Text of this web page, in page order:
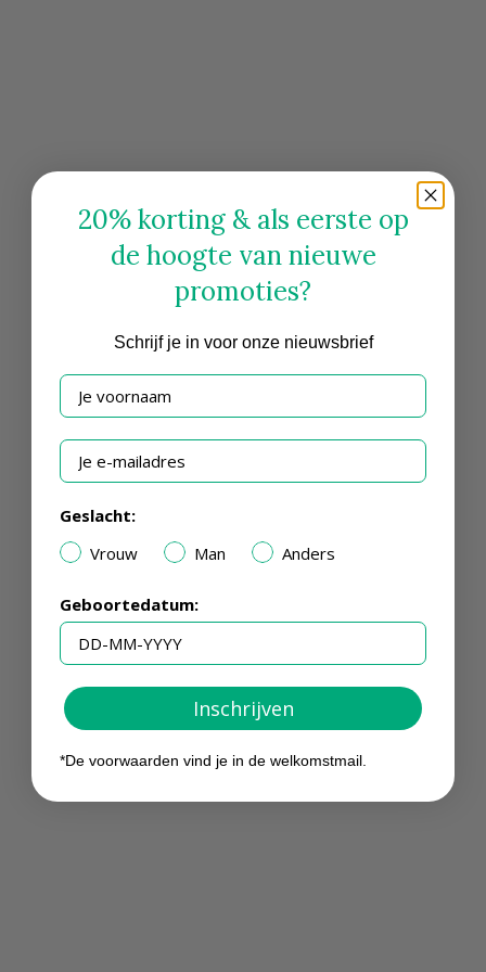
20% korting & als eerste op
de hoogte van nieuwe
promoties?
Schrijfje in voor onze nieuwsbrief
Je voornaam
Je e-mailadres
Geslacht:
Vrouw
Man Anders
Geboortedatum:
Inschrijven
*De voorwaarden vind je in de welkomstmail.